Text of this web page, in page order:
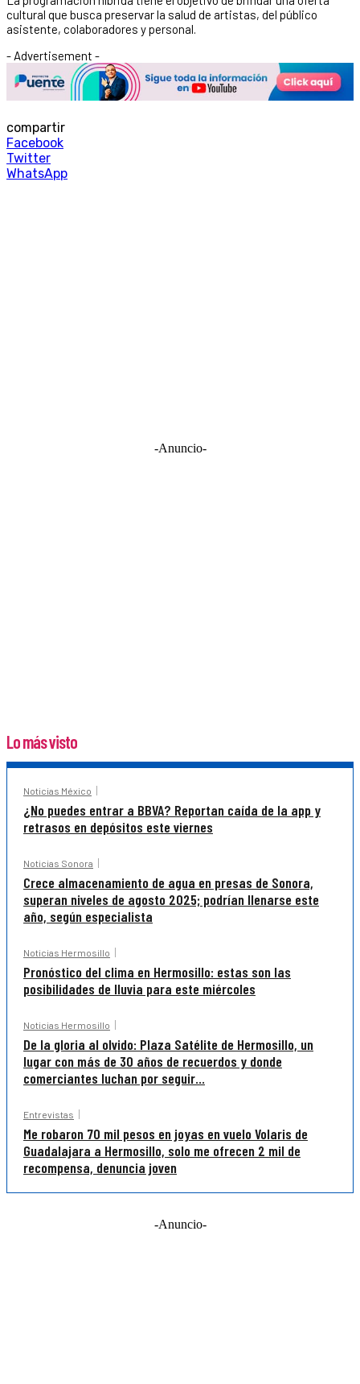
cultural que busca preservar la salud de artistas, del público
asistente, colaboradores y personal.
- Advertisement -
compartir
Facebook
Twitter
WhatsApp
-Anuncio-
Lo más visto
Noticias México
¿No puedes entrar a BBVA? Reportan caída de la app y
retrasos en depósitos este viernes
Noticias Sonora
Crece almacenamiento de agua en presas de Sonora,
superan niveles de agosto 2025; podrían llenarse este
año, según especialista
Noticias Hermosillo
Pronóstico del clima en Hermosillo: estas son las
posibilidades de lluvia para este miércoles
Noticias Hermosillo
De la gloria al olvido: Plaza Satélite de Hermosillo, un
lugar con más de 30 años de recuerdos y donde
comerciantes luchan por seguir...
Entrevistas
Me robaron 70 mil pesos en joyas en vuelo Volaris de
Guadalajara a Hermosillo, solo me ofrecen 2 mil de
recompensa, denuncia joven
-Anuncio-